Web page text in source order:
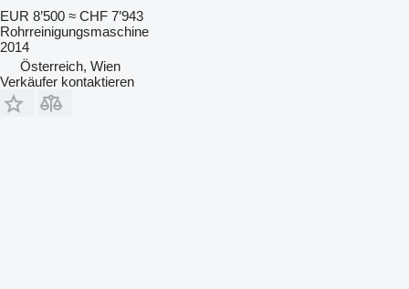
EUR 8’500 ≈ CHF 7’943
Rohrreinigungsmaschine
2014
Österreich, Wien
Verkäufer kontaktieren